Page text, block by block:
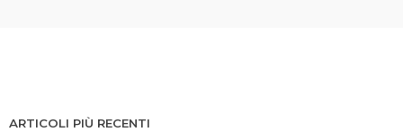
ARTICOLI PIÙ RECENTI